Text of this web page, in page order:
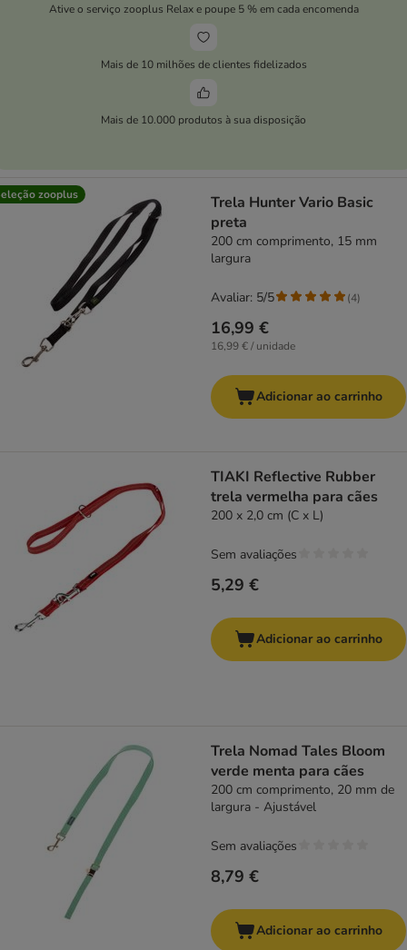
Ative o serviço zooplus Relax e poupe 5 % em cada encomenda
Mais de 10 milhões de clientes fidelizados
Mais de 10.000 produtos à sua disposição
zooplus
Trela Hunter Vario Basic
preta
200 cm comprimento, 15 mm
largura
16,99 €
16,99 € / unidade
Avaliar: 5/5 (4)
Adicionar ao carrinho
TIAKI Reflective Rubber
trela vermelha para cães
200 x 2,0 cm (C x L)
5,29 €
Sem avaliações
Adicionar ao carrinho
Trela Nomad Tales Bloom
verde menta para cães
200 cm comprimento, 20 mm de
largura - Ajustável
8,79 €
Sem avaliações
Adicionar ao carrinho